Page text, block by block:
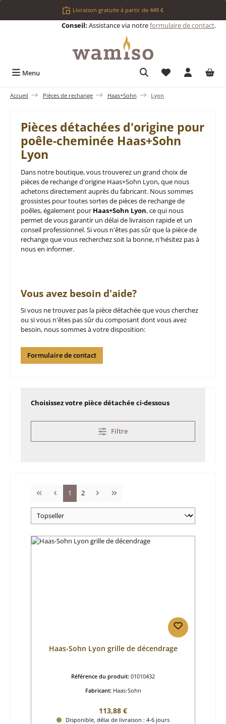
Passer au contenu principalLivraison gratuite à partir de 449 €
Conseil: Assistance via notreformulaire de contact.
Menu Vous avez 0
Accueil Pièces de rechange Haas+Sohn Lyon
Pièces détachées d'origine pour
poêle-cheminée Haas+Sohn
Lyon
Dans notre boutique, vous trouverez un grand choix de
pièces de rechange d'origine Haas+Sohn Lyon, que nous
achetons directement auprès du fabricant. Nous sommes
grossistes pour toutes sortes de pièces de rechange de
poêles, également pour Haas+Sohn Lyon, ce qui nous
permet de vous garantir un délai de livraison rapide et un
conseil professionnel. Si vous n'êtes pas sûr que la pièce de
rechange que vous recherchez soit la bonne, n'hésitez pas à
nous en informer.
Vous avez besoin d'aide?
Si vous ne trouvez pas la pièce détachée que vous cherchez
ou si vous n'êtes pas sûr du composant dont vous avez
besoin, nous sommes à votre disposition:
Formulaire de contact
Choisissez votre pièce détachée ci-dessous
Filtre
Page
1 Page
2
Haas-Sohn Lyon grille de décendrage
Référence du produit: 01010432
Fabricant: Haas-Sohn
Prix régulier :
113,88 €
Disponible, délai de livraison : 4-6 jours